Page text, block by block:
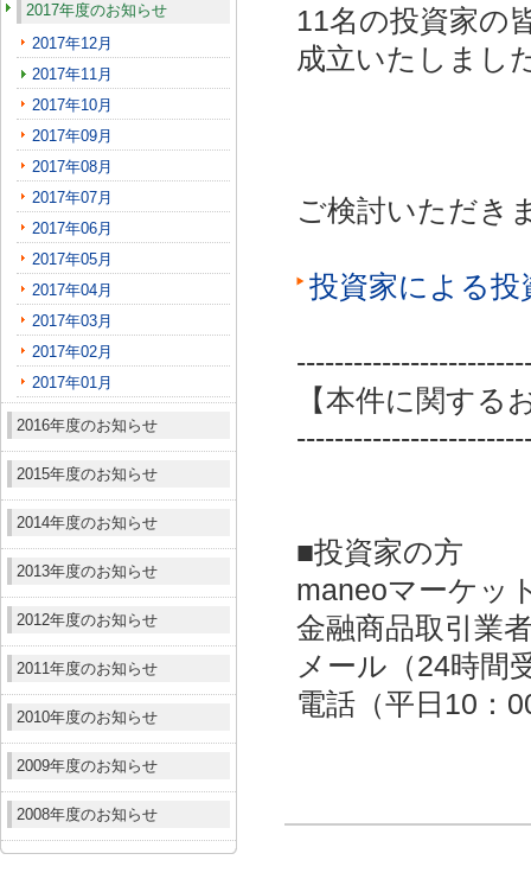
2017年度のお知らせ
2017年12月
2017年11月
2017年10月
2017年09月
2017年08月
2017年07月
2017年06月
2017年05月
2017年04月
2017年03月
2017年02月
2017年01月
2016年度のお知らせ
2015年度のお知らせ
2014年度のお知らせ
2013年度のお知らせ
2012年度のお知らせ
2011年度のお知らせ
2010年度のお知らせ
2009年度のお知らせ
2008年度のお知らせ
11名の投資家の
成立いたしまし
ご検討いただき
投資家による
【本件に関する
■投資家の方
maneoマーケッ
金融商品取引業
メール（24時間
電話（平日10：